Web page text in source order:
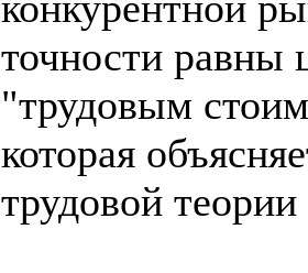
точности равны
"трудовым
которая
трудовой